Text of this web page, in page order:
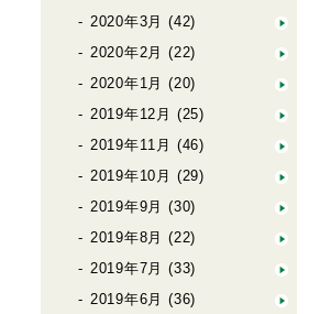
2020年3月 (42)
2020年2月 (22)
2020年1月 (20)
2019年12月 (25)
2019年11月 (46)
2019年10月 (29)
2019年9月 (30)
2019年8月 (22)
2019年7月 (33)
2019年6月 (36)